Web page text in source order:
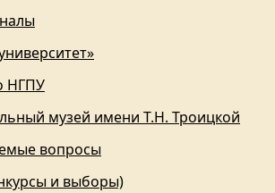
НГПУ
музей имени Т.Н. Троицкой
вопросы
и выборы)